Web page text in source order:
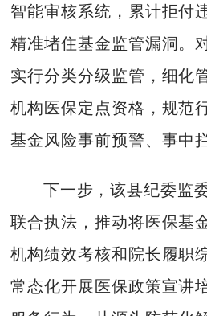
智能审核系统，累计拒付
精准堵住基金监管漏洞。
实行分类分级监管，细化
机构医保定点资格，规范
基金风险事前预警、事中
下一步，该县纪委监
联合执法，推动将医保基
机构绩效考核和院长履职
常态化开展医保政策宣讲